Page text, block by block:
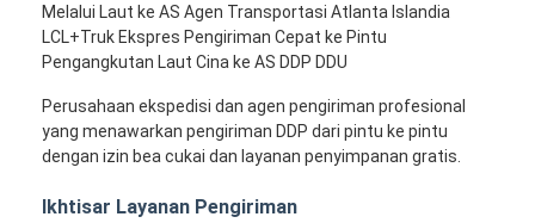
Melalui Laut ke AS Agen Transportasi Atlanta Islandia
LCL+Truk Ekspres Pengiriman Cepat ke Pintu
Pengangkutan Laut Cina ke AS DDP DDU
Perusahaan ekspedisi dan agen pengiriman profesional
yang menawarkan pengiriman DDP dari pintu ke pintu
dengan izin bea cukai dan layanan penyimpanan gratis.
Ikhtisar Layanan Pengiriman